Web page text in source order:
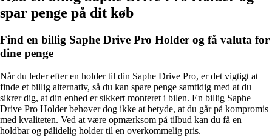
spar penge på dit køb
Find en billig Saphe Drive Pro Holder og få valuta for
dine penge
Når du leder efter en holder til din Saphe Drive Pro, er det vigtigt at
finde et billig alternativ, så du kan spare penge samtidig med at du
sikrer dig, at din enhed er sikkert monteret i bilen. En billig Saphe
Drive Pro Holder behøver dog ikke at betyde, at du går på kompromis
med kvaliteten. Ved at være opmærksom på tilbud kan du få en
holdbar og pålidelig holder til en overkommelig pris.